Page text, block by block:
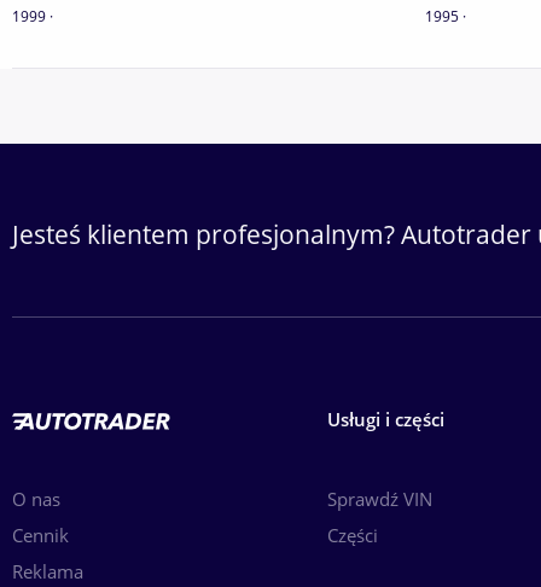
1999 · 1995 ·
Jesteś klientem profesjonalnym?
O nas
Cennik
Reklama
Usługi i części
Sprawdź VIN
Części